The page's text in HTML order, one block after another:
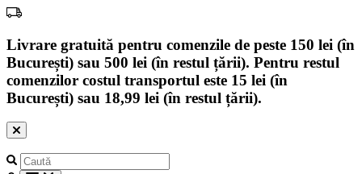
Livrare gratuită pentru comenzile de peste 150 lei (în
București) sau 500 lei (în restul țării). Pentru restul
comenzilor costul transportul este 15 lei (în
București) sau 18,99 lei (în restul țării).